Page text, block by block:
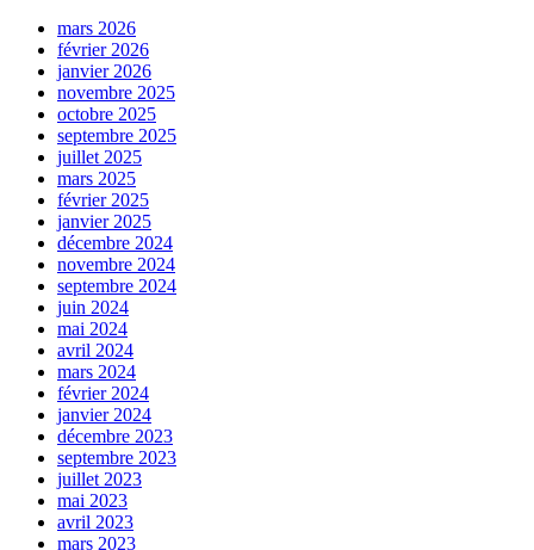
mars 2026
février 2026
janvier 2026
novembre 2025
octobre 2025
septembre 2025
juillet 2025
mars 2025
février 2025
janvier 2025
décembre 2024
novembre 2024
septembre 2024
juin 2024
mai 2024
avril 2024
mars 2024
février 2024
janvier 2024
décembre 2023
septembre 2023
juillet 2023
mai 2023
avril 2023
mars 2023